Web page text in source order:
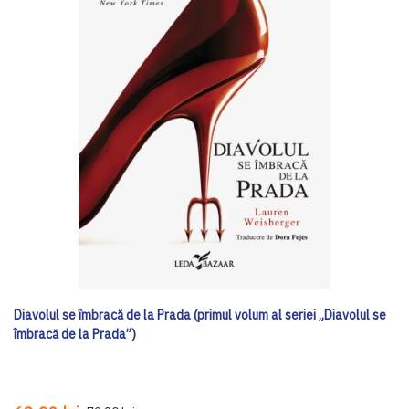
Diavolul se îmbracă de la Prada (primul volum al seriei „Diavolul se
îmbracă de la Prada”)